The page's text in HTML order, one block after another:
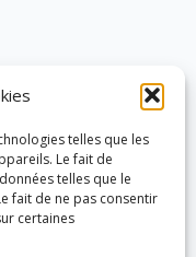
telles que les
Le fait de
telles que le
fait de ne pas consentir
certaines